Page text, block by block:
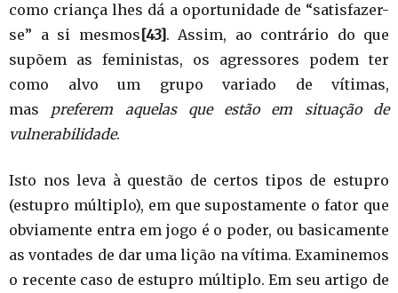
como criança lhes dá a oportunidade de “satisfazer-
se” a si mesmos[43]. Assim, ao contrário do que
supõem as feministas, os agressores podem ter
como alvo um grupo variado de vítimas,
mas preferem aquelas que estão em situação de
vulnerabilidade.
Isto nos leva à questão de certos tipos de estupro
(estupro múltiplo), em que supostamente o fator que
obviamente entra em jogo é o poder, ou basicamente
as vontades de dar uma lição na vítima. Examinemos
o recente caso de estupro múltiplo. Em seu artigo de